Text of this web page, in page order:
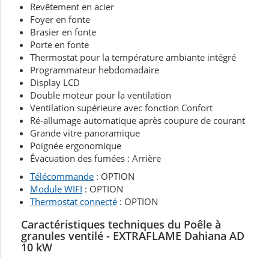
Revêtement en acier
Foyer en fonte
Brasier en fonte
Porte en fonte
Thermostat pour la température ambiante intégré
Programmateur hebdomadaire
Display LCD
Double moteur pour la ventilation
Ventilation supérieure avec fonction Confort
Ré-allumage automatique après coupure de courant
Grande vitre panoramique
Poignée ergonomique
Évacuation des fumées : Arrière
Télécommande : OPTION
Module WIFI : OPTION
Thermostat connecté : OPTION
Caractéristiques techniques du Poêle à
granules ventilé - EXTRAFLAME Dahiana AD
10 kW